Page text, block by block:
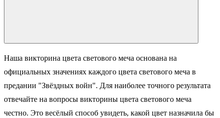
Наша викторина цвета светового меча основана на
официальных значениях каждого цвета светового меча в
предании "Звёздных войн". Для наиболее точного результата
отвечайте на вопросы викторины цвета светового меча
честно. Это весёлый способ увидеть, какой цвет назначила бы